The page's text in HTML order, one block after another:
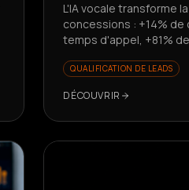
L'IA vocale transforme
concessions : +14%
temps d'appel, +81%
QUALIFICATION DE LEADS
DÉCOUVRIR